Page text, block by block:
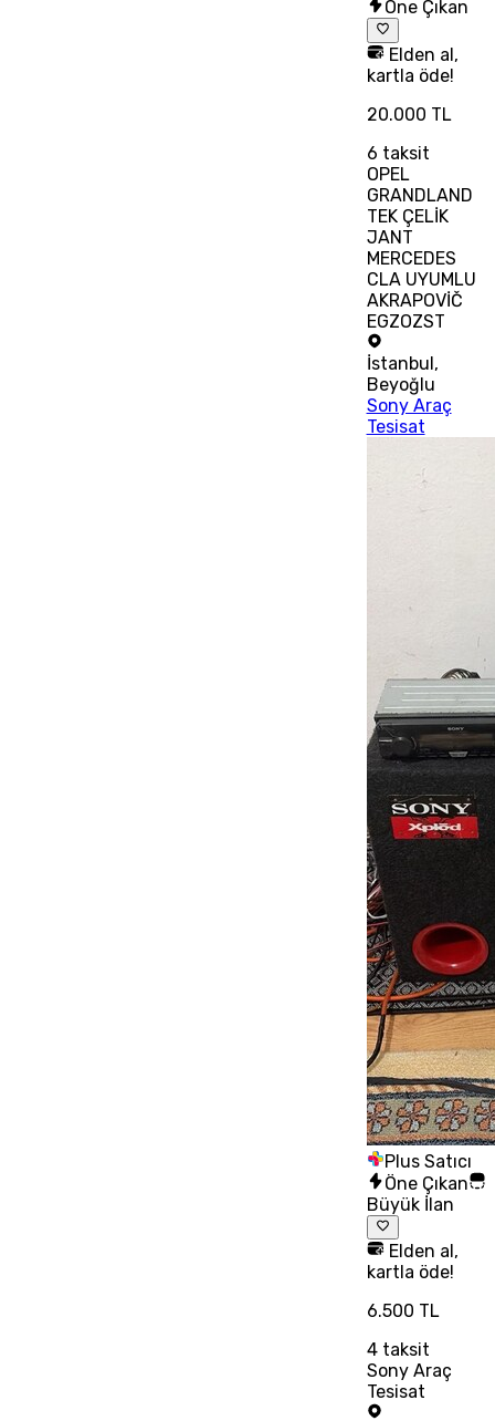
Öne Çıkan
Elden al,
kartla öde!
20.000 TL
6 taksit
OPEL
GRANDLAND
TEK ÇELİK
JANT
MERCEDES
CLA UYUMLU
AKRAPOVİČ
EGZOZST
İstanbul,
Beyoğlu
Sony Araç
Tesisat
Plus Satıcı
Öne Çıkan
Büyük İlan
Elden al,
kartla öde!
6.500 TL
4taksit
Sony Araç
Tesisat